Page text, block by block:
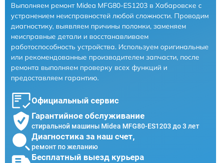
Выполняем ремонт Midea MFG80-ES1203 в Хабаровске с
устранением неисправностей любой сложности. Проводим
диагностику, выявляем причины поломки, заменяем
неисправные детали и восстанавливаем
работоспособность устройства. Используем оригинальные
или рекомендованные производителем запчасти, после
ремонта выполняем проверку всех функций и
предоставляем гарантию.
Официальный сервис
Гарантийное обслуживание
стиральной машины Midea MFG80-ES1203 до 3 лет
Диагностика за наш счет,
ремонт по желанию
Бесплатный выезд курьера